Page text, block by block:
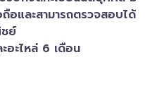
อและสามารถตรวจสอบ​ได้
ย์
อะไหล่ 6 เดือน